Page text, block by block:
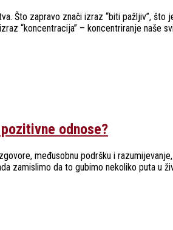
Što zapravo znači izraz “biti pažljiv”,
“koncentracija” – koncentriranje naše
odnose?
međusobnu podršku i
zamislimo da to gubimo nekoliko puta